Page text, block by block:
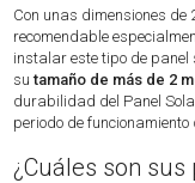
Con unas dimensiones de
recomendable
instalar este tipo de
sutamaño de más de 2
durabilidad del Panel
periodo de funcionamiento
¿Cuáles son